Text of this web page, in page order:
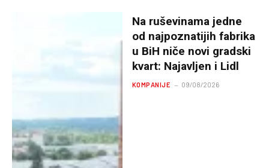
Na ruševinama jedne
od najpoznatijih fabrika
u BiH niče novi gradski
kvart: Najavljen i Lidl
KOMPANIJE 09/08/2026